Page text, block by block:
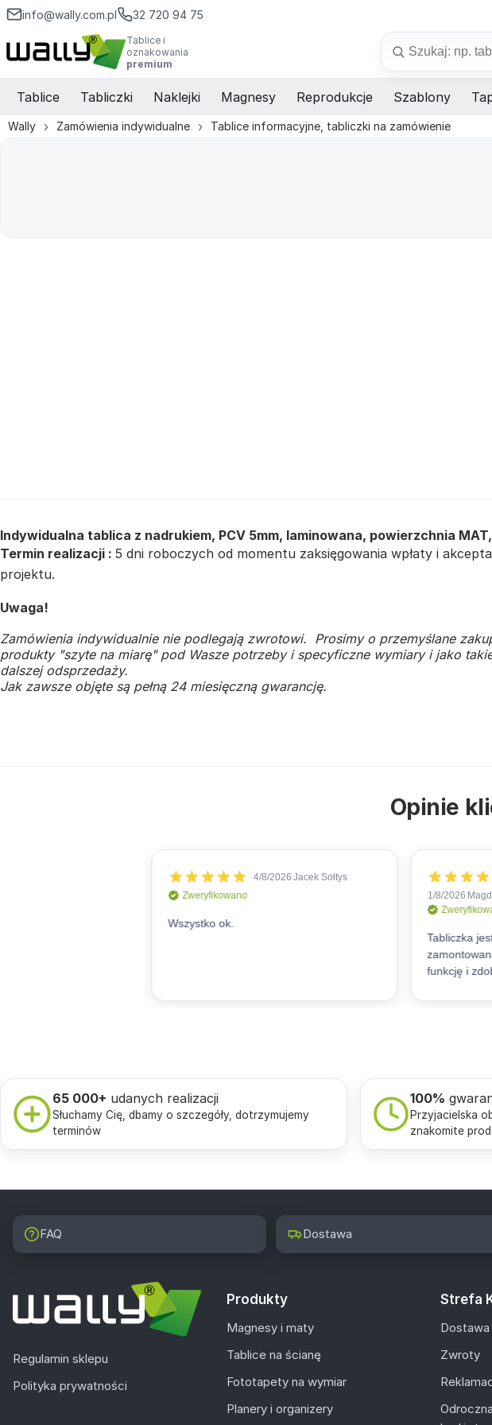
info@wally.com.pl 32 720 94 75
Tablice i
oznakowania
premium
Tablice Tabliczki Naklejki Magnesy Reprodukcje Szablony
Wally Zamówienia indywidualne Tablice informacyjne, tabliczki na zamówienie
Indywidualna tablica z nadrukiem, PCV 5mm, laminowana, powierzchnia
Termin realizacji : 5 dni roboczych od momentu zaksięgowania wpłaty i
projektu.
Uwaga!
Zamówienia indywidualnie nie podlegają zwrotowi. Prosimy o przemyślane
produkty "szyte na miarę" pod Wasze potrzeby i specyficzne wymiary i jako
dalszej odsprzedaży.
Jak zawsze objęte są pełną 24 miesięczną gwarancję.
Opinie
65 000+ udanych realizacji
Słuchamy Cię, dbamy o szczegóły, dotrzymujemy
terminów
100%
Przyjacielska
znakomite
FAQ Dostawa
Regulamin sklepu
Polityka prywatności
Produkty
Magnesy i maty
Tablice na ścianę
Fototapety na wymiar
Planery i organizery
Strefa
Dostawa
Zwroty